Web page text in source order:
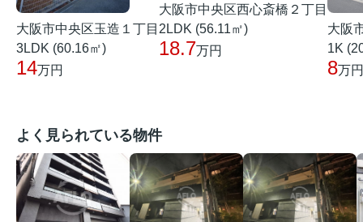
大阪市中央区玉造１丁目
3LDK (60.16㎡)
14万円
大阪市中央区西心斎橋２丁目
2LDK (56.11㎡)
18.7万円
大阪
1K
8万円
よく見られている物件